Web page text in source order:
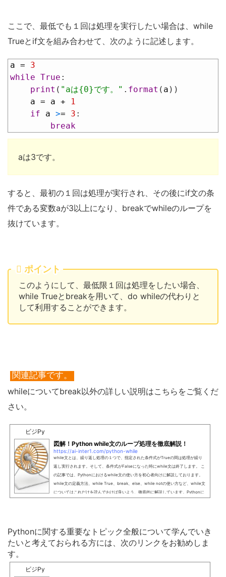
ここで、最低でも１回は処理を実行したい場合は、while
Trueとif文を組み合わせて、次のように記述します。
a =
3
while True :
print ( "aは{0}です。" . format ( a ) )
a = a +
1
if
a >= 3 :
break
aは3です。
すると、最初の１回は処理が実行され、その後にif文の条
件である変数aが3以上になり、breakでwhileのループを
抜けています。
ポイント
このようにして、最低限１回は処理をしたい場合、
while Trueとbreakを用いて、do whileの代わりと
して利用することができます。
関連記事です。
whileについてbreak以外の詳しい説明はこちらをご覧くだ
さい。
ビジPy
図解！Python while文のループ処理を徹底解説！
https://ai-inter1.com/python-while
while文とは、繰り返し処理の１つで、指定された条件式がTrueの間は処理が繰り
返し実行されます。そして、条件式がFalseになった時にwhile文は終了します。 こ
の記事では、Pythonにおけるwhile文の使い方を初心者向けに解説しております。
while文の定義方法、while True、break、else、while notの使い方など、while文
についてはこれだけを読んでおけば良いよう、徹底的に解説しています。Pythonに
Pythonに関する重要なトピック全般について学んでいき
たいと考えておられる方には、次のリンクをお勧めしま
す。
ビジPy